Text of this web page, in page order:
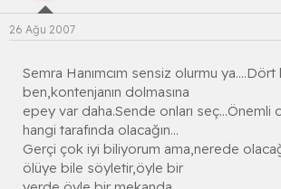
26 Ağu 2007
Semra Hanımcım sensiz olurmu ya....Dört
ben,kontenjanın dolmasına
epey var daha.Sende onları seç...Önemli
hangi tarafında olacağın...
Gerçi çok iyi biliyorum ama,nerede
ölüye bile söyletir,öyle bir